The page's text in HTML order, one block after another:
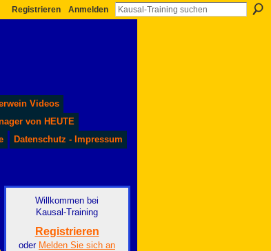
Registrieren Anmelden
Videos
von HEUTE
Datenschutz - Impressum
Willkommen bei
Kausal-Training
Registrieren
oder Melden Sie sich an